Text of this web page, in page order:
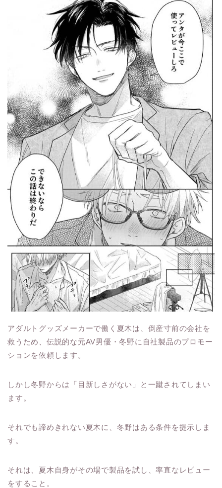
アダルトグッズメーカーで働く夏木は、倒産寸前の会社を
救うため、伝説的な元AV男優・冬野に自社製品のプロモー
ションを依頼します。
しかし冬野からは「目新しさがない」と一蹴されてしまい
ます。
それでも諦めきれない夏木に、冬野はある条件を提示しま
す。
それは、夏木自身がその場で製品を試し、率直なレビュー
をすること。